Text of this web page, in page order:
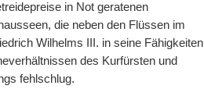
in Not geratenen
die neben den Flüssen im
Wilhelms III. in seine Fähigkeiten
des Kurfürsten und
fehlschlug.